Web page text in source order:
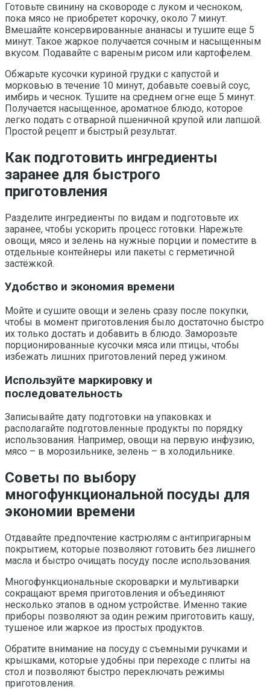
Готовьте свинину на сковороде с луком и чесноком,
пока мясо не приобретет корочку, около 7 минут.
Вмешайте консервированные ананасы и тушите еще 5
минут. Такое жаркое получается сочным и насыщенным
вкусом. Подавайте с вареным рисом или картофелем.
Обжарьте кусочки куриной грудки с капустой и
морковью в течение 10 минут, добавьте соевый соус,
имбирь и чеснок. Тушите на среднем огне еще 5 минут.
Получается насыщенное, ароматное блюдо, которое
легко подать с отварной пшеничной крупой или лапшой.
Простой рецепт и быстрый результат.
Как подготовить ингредиенты
заранее для быстрого
приготовления
Разделите ингредиенты по видам и подготовьте их
заранее, чтобы ускорить процесс готовки. Нарежьте
овощи, мясо и зелень на нужные порции и поместите в
отдельные контейнеры или пакеты с герметичной
застёжкой.
Удобство и экономия времени
Мойте и сушите овощи и зелень сразу после покупки,
чтобы в момент приготовления было достаточно быстро
их только достать и добавить в блюдо. Заморозьте
порционированные кусочки мяса или птицы, чтобы
избежать лишних приготовлений перед ужином.
Используйте маркировку и
последовательность
Записывайте дату подготовки на упаковках и
располагайте подготовленные продукты по порядку
использования. Например, овощи на первую инфузию,
мясо – в морозильнике, зелень – в холодильнике.
Советы по выбору
многофункциональной посуды для
экономии времени
Отдавайте предпочтение кастрюлям с антипригарным
покрытием, которые позволяют готовить без лишнего
масла и быстро очищать посуду после использования.
Многофункциональные скороварки и мультиварки
сокращают время приготовления и объединяют
несколько этапов в одном устройстве. Именно такие
приборы позволяют за один режим приготовить кашу,
тушеное или жаркое из простых продуктов.
Обратите внимание на посуду с съемными ручками и
крышками, которые удобны при переходе с плиты на
стол и позволяют быстро переключать режимы
приготовления.